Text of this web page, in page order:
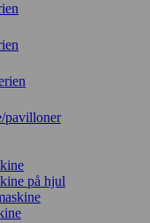
pavilloner
på hjul